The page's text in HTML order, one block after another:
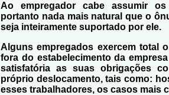
Ao empregador cabe assumir
portanto nada mais natural que o
seja inteiramente suportado por ele.
Alguns empregados exercem total
fora do estabelecimento da
satisfatória as suas obrigações
próprio deslocamento, tais como:
esses trabalhadores, os casos mais